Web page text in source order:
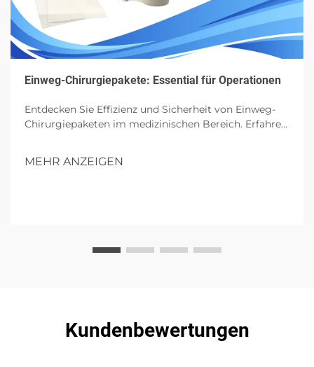
Einweg-Chirurgiepakete: Essential für Operationen
Entdecken Sie Effizienz und Sicherheit von Einweg-
Chirurgiepaketen im medizinischen Bereich. Erfahren
MEHR ANZEIGEN
Kundenbewertungen